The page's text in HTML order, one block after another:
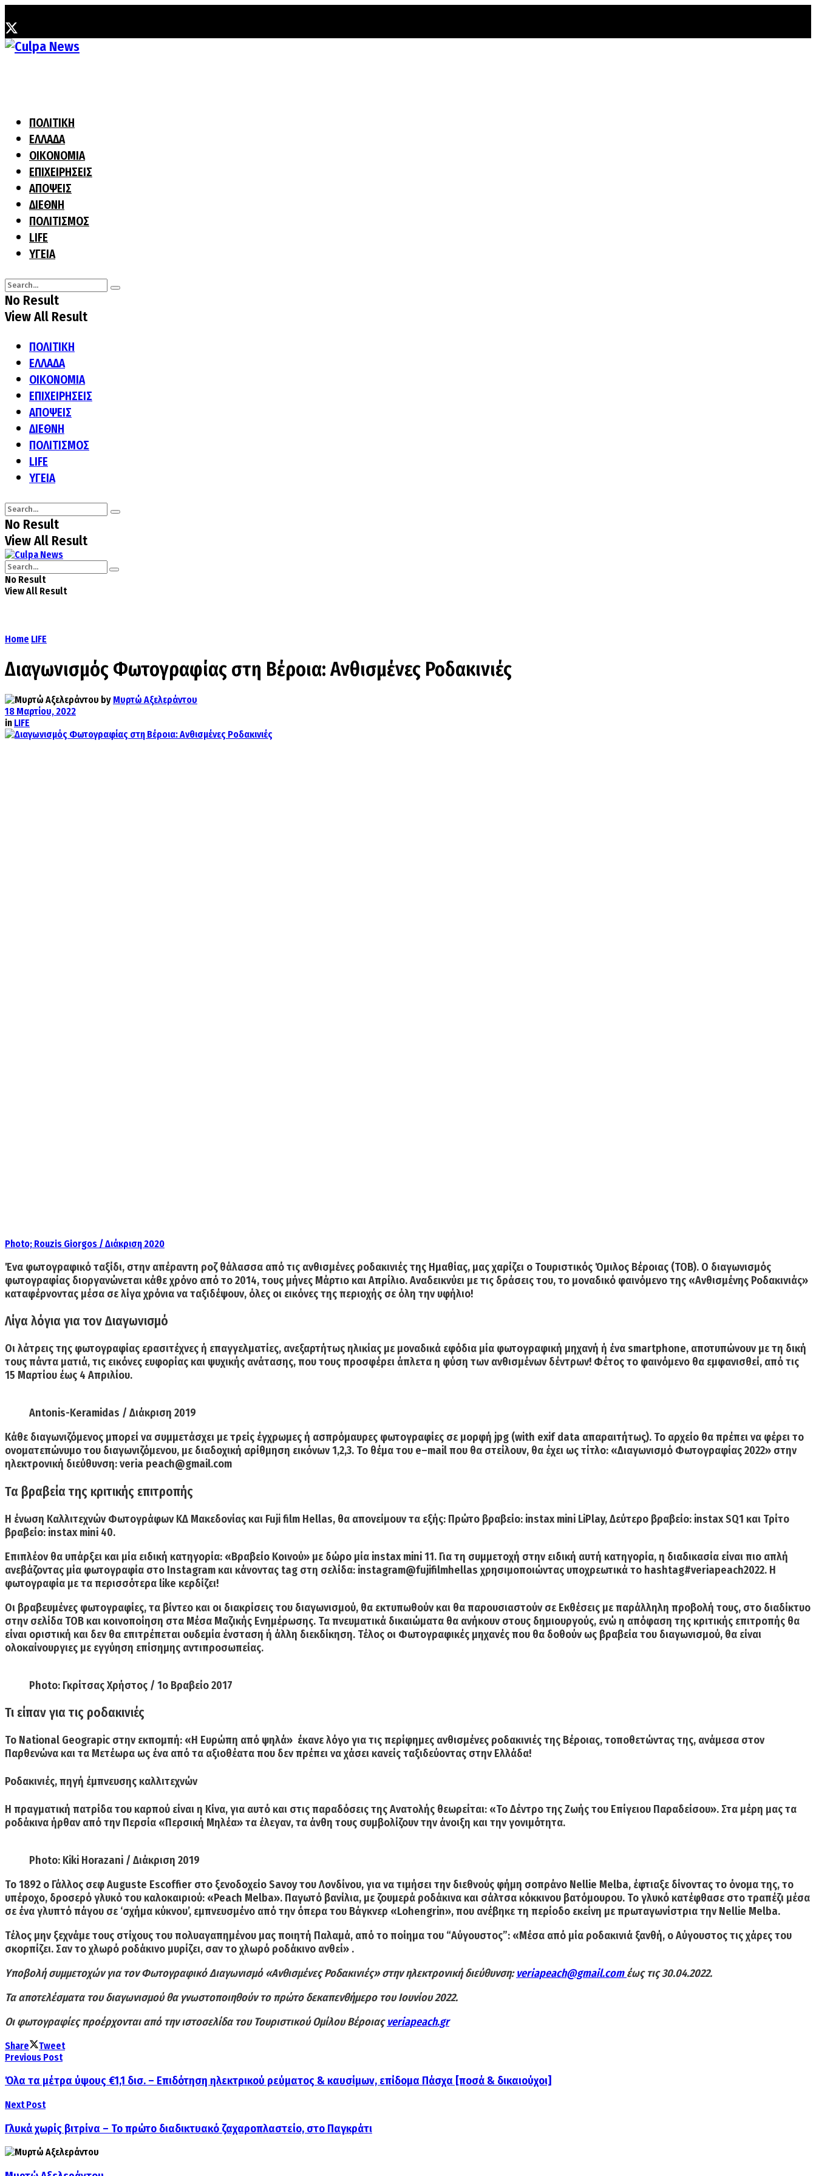
ΠΟΛΙΤΙΚΗ
ΕΛΛΑΔΑ
ΟΙΚΟΝΟΜΙΑ
ΕΠΙΧΕΙΡΗΣΕΙΣ
ΑΠΟΨΕΙΣ
ΔΙΕΘΝΗ
ΠΟΛΙΤΙΣΜΟΣ
LIFE
ΥΓΕΙΑ
No Result
View All Result
ΠΟΛΙΤΙΚΗ
ΕΛΛΑΔΑ
ΟΙΚΟΝΟΜΙΑ
ΕΠΙΧΕΙΡΗΣΕΙΣ
ΑΠΟΨΕΙΣ
ΔΙΕΘΝΗ
ΠΟΛΙΤΙΣΜΟΣ
LIFE
ΥΓΕΙΑ
No Result
View All Result
No Result
View All Result
Home LIFE
Διαγωνισμός Φωτογραφίας στη Βέροια: Ανθισμένες Ροδακινιές
by Μυρτώ Αξελεράντου
18 Μαρτίου, 2022
in LIFE
Photo; Rouzis Giorgos / Διάκριση 2020
Ένα φωτογραφικό ταξίδι, στην απέραντη ροζ θάλασσα από τις ανθισμένες ροδακινιές της Ημαθίας, μας χαρίζει ο Τουριστικός Όμιλος Βέροιας (ΤΟΒ). Ο διαγωνισμός
φωτογραφίας διοργανώνεται κάθε χρόνο από το 2014, τους μήνες Μάρτιο και Απρίλιο.Αναδεικνύει με τις δράσεις του, το μοναδικό φαινόμενο της «Ανθισμένης Ροδακινιάς»
καταφέρνοντας μέσα σε λίγα χρόνια να ταξιδέψουν, όλες οι εικόνες της περιοχής σε όλη την υφήλιο!
Λίγα λόγια για τον Διαγωνισμό
Οι λάτρεις της φωτογραφίας ερασιτέχνες ή επαγγελματίες, ανεξαρτήτως ηλικίας με μοναδικά εφόδια μία φωτογραφική μηχανή ή έναsmartphone, αποτυπώνουν με τη δική
τους πάντα ματιά, τις εικόνες ευφορίας και ψυχικής ανάτασης, που τους προσφέρει άπλετα η φύση των ανθισμένων δέντρων! Φέτος το φαινόμενο θα εμφανισθεί, από τις
15 Μαρτίου έως 4 Απριλίου.
Antonis-Keramidas / Διάκριση 2019
Κάθε διαγωνιζόμενος μπορεί να συμμετάσχει με τρείς έγχρωμες ή ασπρόμαυρες φωτογραφίες σε μορφή jpg (with exif data απαραιτήτως). Το αρχείο θα πρέπει να φέρει το
ονοματεπώνυμοτου διαγωνιζόμενου, με διαδοχική αρίθμηση εικόνων 1,2,3. Το θέμα του e–mailπου θα στείλουν, θα έχει ως τίτλο: «Διαγωνισμό Φωτογραφίας 2022» στην
ηλεκτρονική διεύθυνση:veria peach@gmail.com
Τα βραβεία της κριτικής επιτροπής
Η ένωση Καλλιτεχνών Φωτογράφων ΚΔ Μακεδονίας και Fuji film Hellas, θα απονείμουν τα εξής: Πρώτο βραβείο: instax mini LiPlay,Δεύτερο βραβείο: instax SQ1 και Τρίτο
βραβείο: instax mini 40.
Επιπλέον θα υπάρξει και μία ειδική κατηγορία: «Βραβείο Κοινού» με δώρο μία instax mini 11. Για τη συμμετοχή στην ειδική αυτή κατηγορία, η διαδικασία είναι πιο απλή
ανεβάζοντας μία φωτογραφία στο Instagram και κάνοντας tag στη σελίδα: instagram@fujifilmhellas χρησιμοποιώντας υποχρεωτικά το hashtag#veriapeach2022. Η
φωτογραφία με τα περισσότερα like κερδίζει!
Οι βραβευμένες φωτογραφίες, τα βίντεο και οι διακρίσεις του διαγωνισμού, θα εκτυπωθούν και θα παρουσιαστούν σε Εκθέσεις με παράλληλη προβολή τους, στο διαδίκτυο
στην σελίδα ΤΟΒ και κοινοποίηση στα Μέσα Μαζικής Ενημέρωσης. Τα πνευματικά δικαιώματα θα ανήκουν στους δημιουργούς, ενώ η απόφαση της κριτικής επιτροπής θα
είναι οριστική και δεν θα επιτρέπεται ουδεμία ένσταση ή άλλη διεκδίκηση. Τέλος οι Φωτογραφικές μηχανές που θα δοθούν ως βραβεία του διαγωνισμού, θα είναι
ολοκαίνουργιες με εγγύηση επίσημης αντιπροσωπείας.
Photo: Γκρίτσας Χρήστος / 1o Βραβείο 2017
Τι είπαν για τις ροδακινιές
Το National Geograpic στην εκπομπή: «Η Ευρώπη από ψηλά» έκανε λόγο για τις περίφημες ανθισμένες ροδακινιές της Βέροιας, τοποθετώντας της, ανάμεσα στον
Παρθενώνα και τα Μετέωρα ως ένα από τα αξιοθέατα που δεν πρέπει να χάσει κανείς ταξιδεύοντας στην Ελλάδα!
Ροδακινιές, πηγή έμπνευσης καλλιτεχνών
Η πραγματική πατρίδα του καρπού είναι η Κίνα, για αυτό και στις παραδόσεις της Ανατολής θεωρείται: «Το Δέντρο της Ζωής του Επίγειου Παραδείσου». Στα μέρη μας τα
ροδάκινα ήρθαν από την Περσία «Περσική Μηλέα»τα έλεγαν, τα άνθη τους συμβολίζουν την άνοιξη και την γονιμότητα.
Photo: Kiki Horazani / Διάκριση 2019
Το 1892 ο Γάλλος σεφ Auguste Escoffier στο ξενοδοχείοSavoy του Λονδίνου, για να τιμήσει την διεθνούς φήμη σοπράνο Nellie Melba, έφτιαξε δίνοντας το όνομα της, το
υπέροχο, δροσερό γλυκό του καλοκαιριού: «Peach Melba». Παγωτό βανίλια, με ζουμερά ροδάκινα και σάλτσα κόκκινου βατόμουρου. Το γλυκό κατέφθασε στο τραπέζι μέσα
σε ένα γλυπτό πάγου σε ‘σχήμα κύκνου’, εμπνευσμένο από την όπερα του Βάγκνερ «Lohengrin», που ανέβηκε τη περίοδο εκείνη με πρωταγωνίστρια την Nellie Melba.
Τέλος μην ξεχνάμε τους στίχους του πολυαγαπημένου μας ποιητή Παλαμά, από το ποίημα του “Αύγουστος”: «Μέσα από μία ροδακινιά ξανθή, ο Αύγουστος τις χάρες του
σκορπίζει. Σαν το χλωρό ροδάκινο μυρίζει, σαν το χλωρό ροδάκινο ανθεί» .
Υποβολή συμμετοχών για τον Φωτογραφικό Διαγωνισμό «Ανθισμένες Ροδακινιές» στην ηλεκτρονική διεύθυνση:veriapeach@gmail.comέως τις 30.04.2022.
Τα αποτελέσματα του διαγωνισμού θα γνωστοποιηθούν το πρώτο δεκαπενθήμερο του Ιουνίου 2022.
Οι φωτογραφίες προέρχονται από την ιστοσελίδα του Τουριστικού Ομίλου Βέροιας veriapeach.gr
Share
Tweet
Previous Post
Όλα τα μέτρα ύψους €1,1 δισ. – Επιδότηση ηλεκτρικού ρεύματος & καυσίμων, επίδομα Πάσχα [ποσά & δικαιούχοι]
Next Post
Γλυκά χωρίς βιτρίνα – Το πρώτο διαδικτυακό ζαχαροπλαστείο, στο Παγκράτι